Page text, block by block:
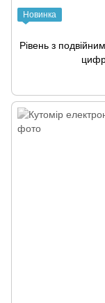
Новинка
Рівень з